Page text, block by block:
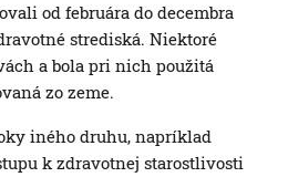
od februára do decembra
strediská. Niektoré
a bola pri nich použitá
zo zeme.
iného druhu, napríklad
k zdravotnej starostlivosti